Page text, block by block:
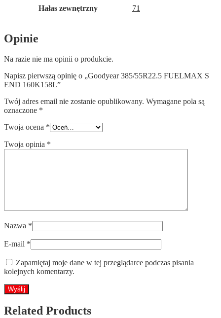
Hałas zewnętrzny 71
Opinie
Na razie nie ma opinii o produkcie.
Napisz pierwszą opinię o „Goodyear 385/55R22.5 FUELMAX S
END 160K158L”
Twój adres email nie zostanie opublikowany. Wymagane pola są
oznaczone *
Twoja ocena *
Twoja opinia *
Nazwa *
E-mail *
Zapamiętaj moje dane w tej przeglądarce podczas pisania
kolejnych komentarzy.
Related Products